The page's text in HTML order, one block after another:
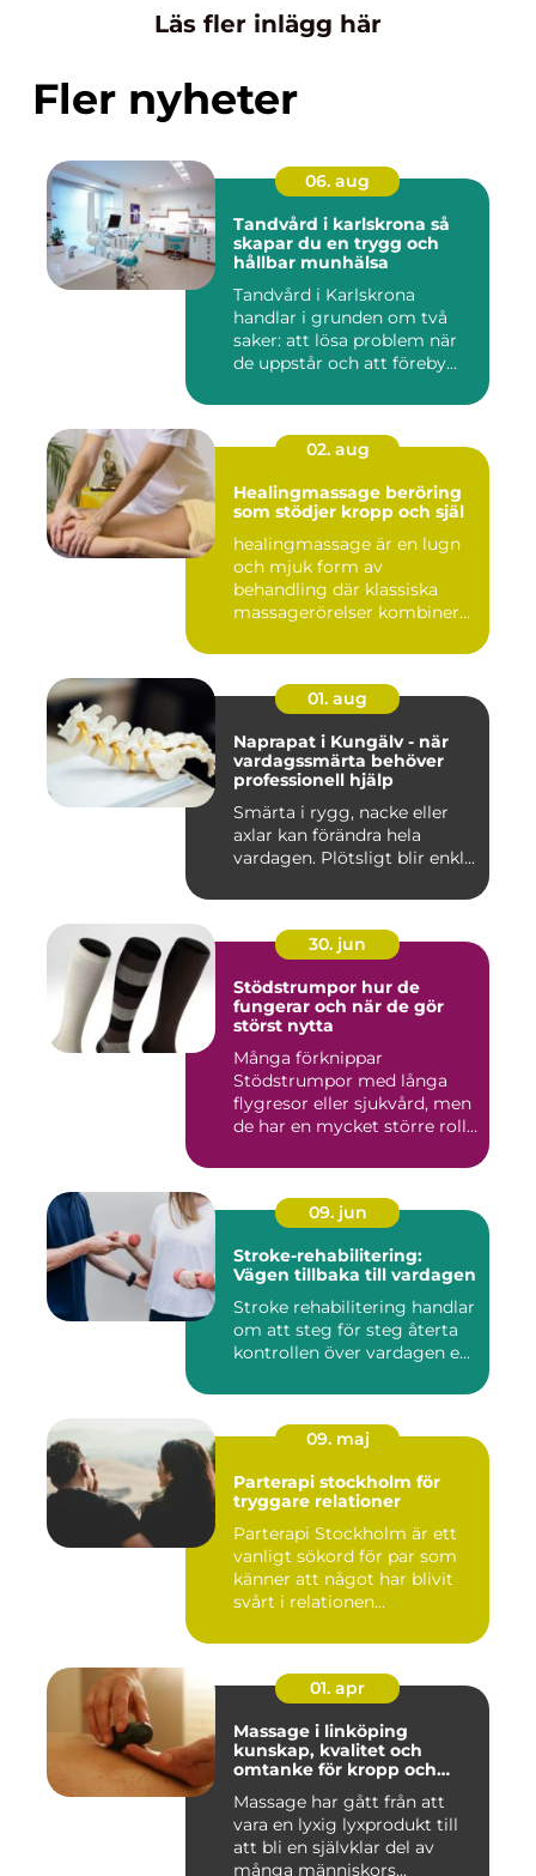
Läs fler inlägg här
Fler nyheter
06. aug
Tandvård i karlskrona så
skapar du en trygg och
hållbar munhälsa
Tandvård i Karlskrona
handlar i grunden om två
saker: att lösa problem när
de uppstår och att föreby...
02. aug
Healingmassage beröring
som stödjer kropp och själ
healingmassage är en lugn
och mjuk form av
behandling där klassiska
massagerörelser kombineras
01. aug
Naprapat i Kungälv - när
vardagssmärta behöver
professionell hjälp
Smärta i rygg, nacke eller
axlar kan förändra hela
vardagen. Plötsligt blir enkl...
30. jun
Stödstrumpor hur de
fungerar och när de gör
störst nytta
Många förknippar
Stödstrumpor med långa
flygresor eller sjukvård, men
de har en mycket större roll
09. jun
Stroke-rehabilitering:
Vägen tillbaka till vardagen
Stroke rehabilitering handlar
om att steg för steg återta
kontrollen över vardagen e...
09. maj
Parterapi stockholm för
tryggare relationer
Parterapi Stockholm är ett
vanligt sökord för par som
känner att något har blivit
svårt i relationen...
01. apr
Massage i linköping
kunskap, kvalitet och
omtanke för kropp och
Massage har gått från att
vara en lyxig lyxprodukt till
att bli en självklar del av
många människors...